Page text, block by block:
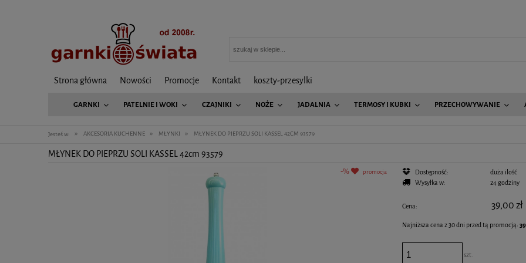
Strona główna Nowości Promocje Kontakt koszty-przesylki
GARNKI PATELNIE I WOKI CZAJNIKI NOŻE JADALNIA TERMOSY I KUBKI PRZECHOWYWANIE
Jesteś w: » AKCESORIA KUCHENNE » MŁYNKI » MŁYNEK DO PIEPRZU SOLI KASSEL 42CM 93579
MŁYNEK DO PIEPRZU SOLI KASSEL 42cm 93579
promocja Dostępność:
duża ilość
Wysyłka w:
24 godziny
Cena: 39,00 zł
Najniższa cena z 30 dni przed tą promocją:
Jeżeli produkt jest sprzedawany krócej niż 30
szt.